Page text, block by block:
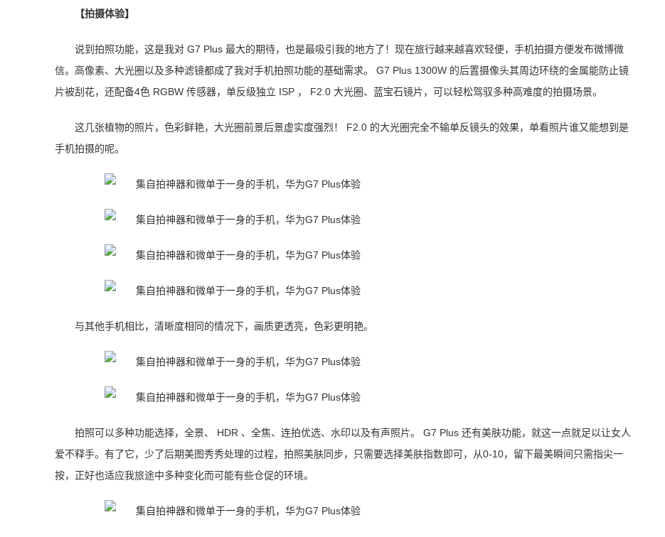
【拍摄体验】
说到拍照功能，这是我对 G7 Plus 最大的期待，也是最吸引我的地方了！现在旅行越来越喜欢轻便，手机拍摄方便发布微博微
信。高像素、大光圈以及多种滤镜都成了我对手机拍照功能的基础需求。 G7 Plus 1300W 的后置摄像头其周边环绕的金属能防止镜
片被刮花，还配备4色 RGBW 传感器，单反级独立 ISP ， F2.0 大光圈、蓝宝石镜片，可以轻松驾驭多种高难度的拍摄场景。
这几张植物的照片，色彩鲜艳，大光圈前景后景虚实度强烈！ F2.0 的大光圈完全不输单反镜头的效果，单看照片谁又能想到是
手机拍摄的呢。
与其他手机相比，清晰度相同的情况下，画质更透亮，色彩更明艳。
拍照可以多种功能选择，全景、 HDR 、全焦、连拍优选、水印以及有声照片。 G7 Plus 还有美肤功能，就这一点就足以让女人
爱不释手。有了它，少了后期美图秀秀处理的过程，拍照美肤同步，只需要选择美肤指数即可，从0-10，留下最美瞬间只需指尖一
按，正好也适应我旅途中多种变化而可能有些仓促的环境。